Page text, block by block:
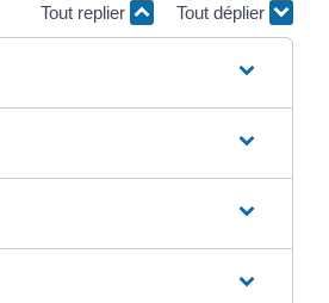
Tout replier Tout déplier